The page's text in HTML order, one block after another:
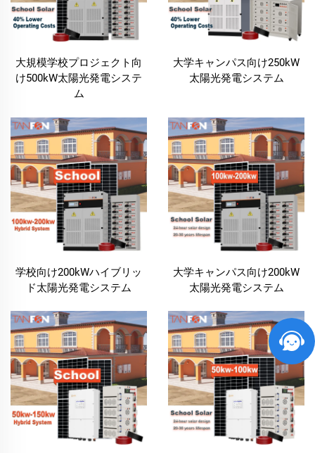
続可能な未来を築くと同時に、自らのカーボンフット
プリント削減に積極的に取り組むことができます。
この包括的な太陽光発電ソリューションは、高効率の
太陽光パネルからスマートなエネルギー貯蔵システム
まで、あらゆる要素を含んでおり、学校が停電のない
校の特定のニーズに応えるよう設計された「School
Solar System（スクール・ソーラーシステム）」は、
公立学校、私立教育機関、さらには大学にも最適で
す。
School Solar Systemの主なメリット
電力 費用 の 相当 な 削減
る理由の一つは、エネルギー費用を大幅に削減できる
点です。学校では、照明、空調（冷暖房）、電子機器
などへの多大な電力消費により、通常、高額な電気料
金が発生します。太陽光発電を活用することで、学校
は自ら電力を生成することが可能となり、送配電網か
らの電力購入量を大幅に削減できます。太陽光エネル
ギーへの切り替えにより、学校は年間で数千ドルもの
大規模学校プロジェクト向
け500kW太陽光発電システ
ム
大学キャンパス向け250kW
太陽光発電システム
学校向け200kWハイブリッ
ド太陽光発電システム
大学キャンパス向け200kW
太陽光発電システム